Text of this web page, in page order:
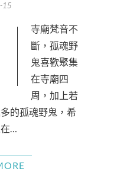
15
斷，孤魂野
鬼喜歡聚集
在寺廟四
周，加上若
的孤魂野鬼，希
…